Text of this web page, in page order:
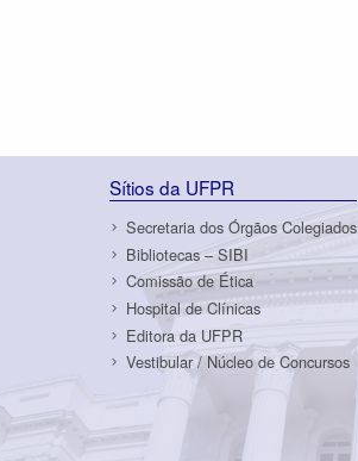
Sítios da UFPR
Secretaria dos Órgãos Colegiados
Bibliotecas – SIBI
Comissão de Ética
Hospital de Clínicas
Editora da UFPR
Vestibular / Núcleo de Concursos